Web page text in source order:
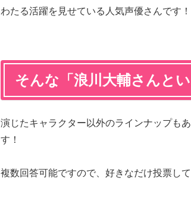
わたる活躍を見せている人気声優さんです！
そんな「浪川大輔さんと
演じたキャラクター以外のラインナップも
す！
複数回答可能ですので、好きなだけ投票して